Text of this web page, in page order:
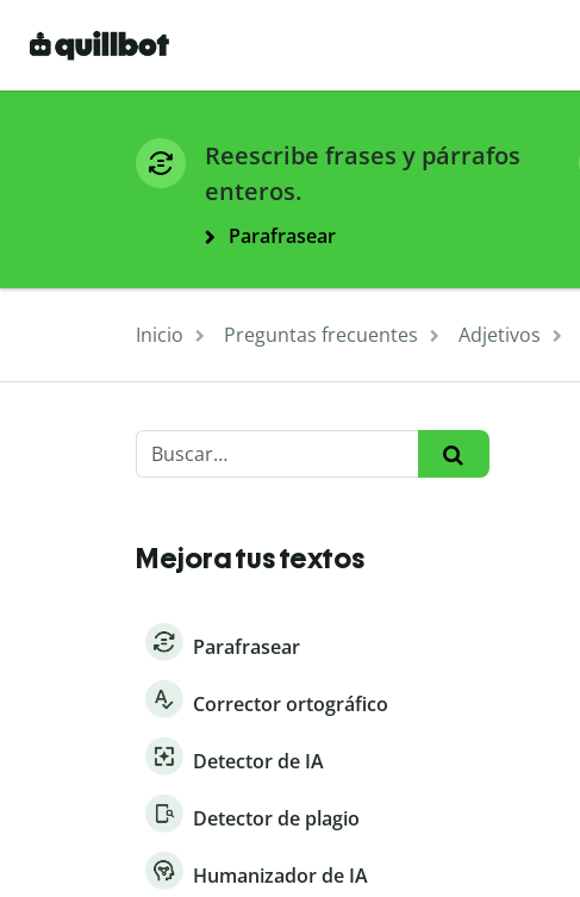
Reescribe frases y párrafos
enteros.
Parafrasear
Inicio Preguntas frecuentes Adjetivos
Mejora tus textos
Parafrasear
Corrector ortográfico
Detector de IA
Detector de plagio
Humanizador de IA